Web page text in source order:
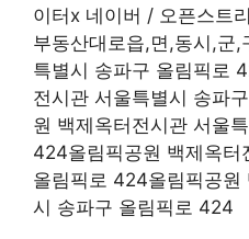
이터x 네이버 / 오픈스트
부동산대로읍,면,동시,군
특별시 송파구 올림픽로
전시관 서울특별시 송파
원 백제옥터전시관 서울
424올림픽공원 백제옥터
올림픽로 424올림픽공원
시 송파구 올림픽로 424